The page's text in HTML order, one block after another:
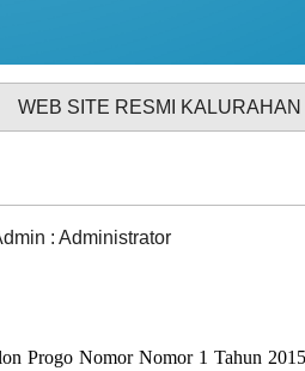
KALURAHAN
: Administrator
Progo Nomor Nomor 1 Tahun